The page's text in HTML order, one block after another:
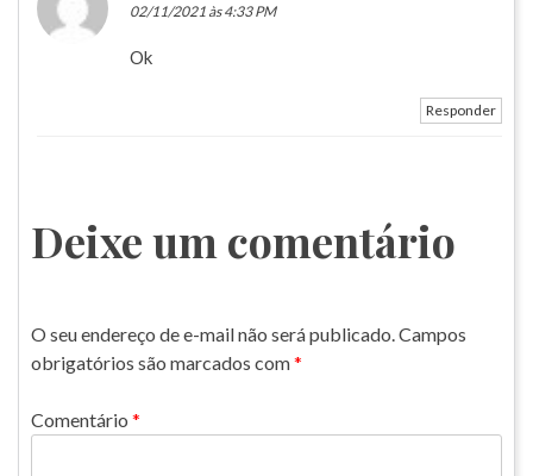
02/11/2021 às 4:33 PM
Ok
Responder
Deixe um comentário
O seu endereço de e-mail não será publicado.Campos
obrigatórios são marcados com*
Comentário *